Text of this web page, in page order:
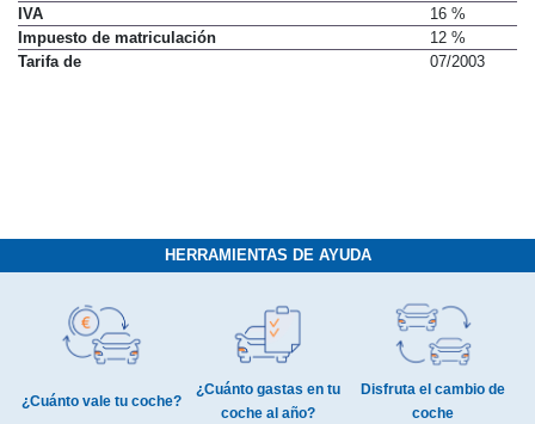
IVA
16 %
Impuesto de matriculación
12 %
Tarifa de
07/2003
HERRAMIENTAS DE AYUDA
¿Cuánto vale tu coche?
¿Cuánto gastas en tu
coche al año?
Disfruta el cambio de
coche